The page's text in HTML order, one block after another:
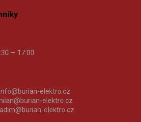
— 17:00
elektro.cz
elektro.cz
elektro.cz